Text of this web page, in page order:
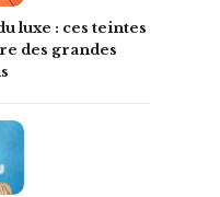
luxe : ces teintes
des grandes